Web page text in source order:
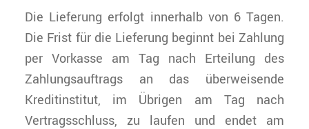
Die Lieferung erfolgt innerhalb von 6 Tagen.
Die Frist für die Lieferung beginnt bei Zahlung
per Vorkasse am Tag nach Erteilung des
Zahlungsauftrags an das überweisende
Kreditinstitut, im Übrigen am Tag nach
Vertragsschluss, zu laufen und endet am